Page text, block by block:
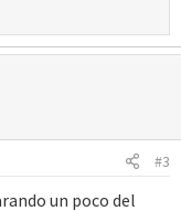
#3
un poco del